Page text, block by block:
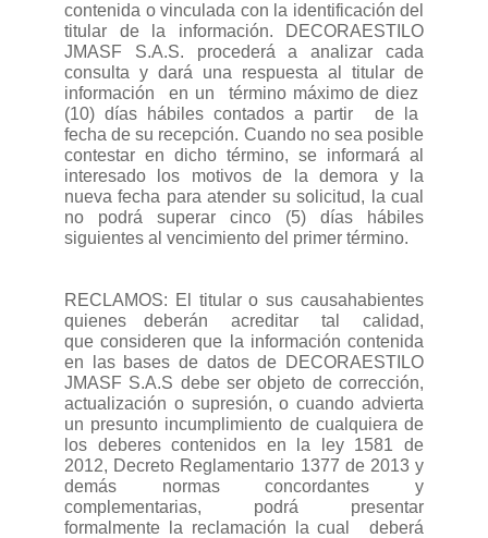
contenida o vinculada con la identificación del
titular de la información. DECORAESTILO
JMASF S.A.S. procederá a analizar cada
consulta y dará una respuesta al titular de
información
en un
término máximo de diez
(10) días hábiles contados a partir
de la
fecha de su recepción. Cuando no sea posible
contestar en dicho término, se informará al
interesado los motivos de la demora y la
nueva fecha para atender su solicitud, la cual
no podrá superar cinco (5) días hábiles
siguientes al vencimiento del primer término.
RECLAMOS: El titular o sus causahabientes
quienes
deberán acreditar tal
calidad,
que consideren que la información contenida
en las bases de datos de DECORAESTILO
JMASF S.A.S debe ser objeto de corrección,
actualización o supresión, o cuando advierta
un presunto incumplimiento de cualquiera de
los deberes contenidos en la ley 1581 de
2012, Decreto Reglamentario 1377 de 2013 y
demás normas concordantes y
complementarias, podrá presentar
formalmente la reclamación la cual
deberá